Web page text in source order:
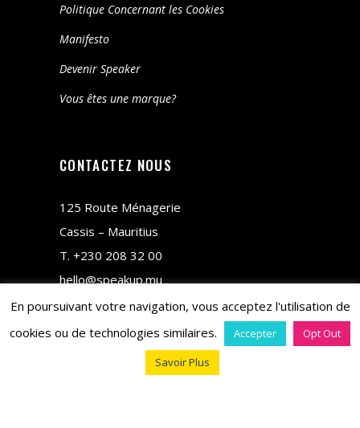
Politique Concernant les Cookies
Manifesto
Devenir Speaker
Vous êtes une marque?
CONTACTEZ NOUS
125 Route Ménagerie
Cassis – Mauritius
T. +230 208 32 00
hello@speakup.mu
En poursuivant votre navigation, vous acceptez l'utilisation de
cookies ou de technologies similaires.
Accepter
Opt Out
Savoir Plus